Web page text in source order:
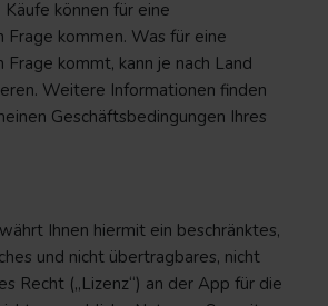
können für eine
Frage kommen. Was für eine
Frage kommt, kann je nach Land
Weitere Informationen finden
Geschäftsbedingungen Ihres
Ihnen hiermit ein beschränktes,
und nicht übertragbares, nicht
Recht („Lizenz“) an der App für die